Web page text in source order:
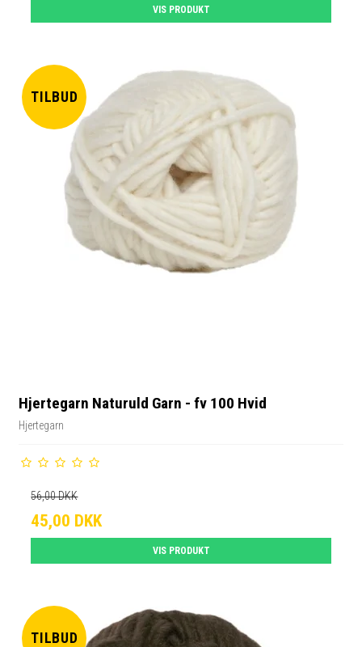
VIS PRODUKT
TILBUD
Hjertegarn Naturuld Garn - fv 100 Hvid
Hjertegarn
56,00 DKK
45,00 DKK
VIS PRODUKT
TILBUD